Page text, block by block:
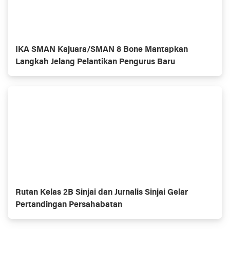
IKA SMAN Kajuara/SMAN 8 Bone Mantapkan
Langkah Jelang Pelantikan Pengurus Baru
Rutan Kelas 2B Sinjai dan Jurnalis Sinjai Gelar
Pertandingan Persahabatan